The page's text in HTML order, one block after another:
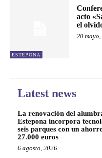
ESTEPONA
acto
el
20
Latest news
La renovación del
Estepona incorpora
seis parques con un
27.000 euros
6 agosto, 2026